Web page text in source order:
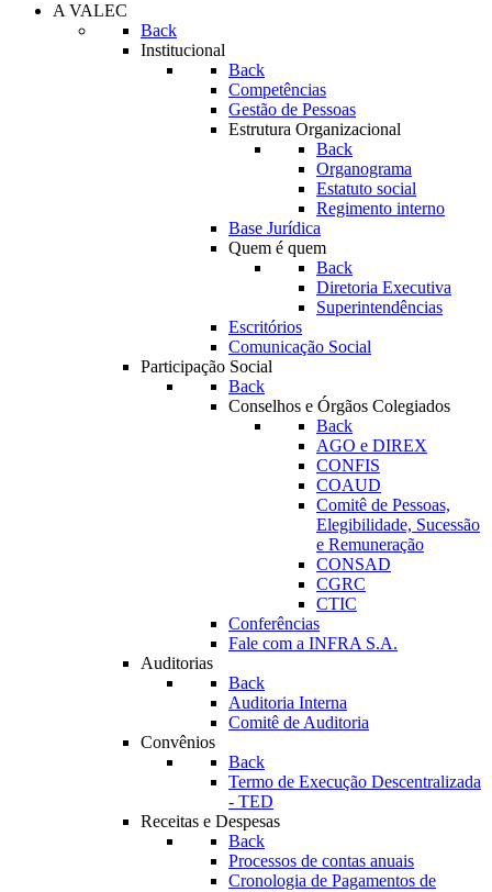
A VALEC
Back
Institucional
Back
Competências
Gestão de Pessoas
Estrutura Organizacional
Back
Organograma
Estatuto social
Regimento interno
Base Jurídica
Quem é quem
Back
Diretoria Executiva
Superintendências
Escritórios
Comunicação Social
Participação Social
Back
Conselhos e Órgãos Colegiados
Back
AGO e DIREX
CONFIS
COAUD
Comitê de Pessoas,
Elegibilidade, Sucessão
e Remuneração
CONSAD
CGRC
CTIC
Conferências
Fale com a INFRA S.A.
Auditorias
Back
Auditoria Interna
Comitê de Auditoria
Convênios
Back
Termo de Execução Descentralizada
- TED
Receitas e Despesas
Back
Processos de contas anuais
Cronologia de Pagamentos de